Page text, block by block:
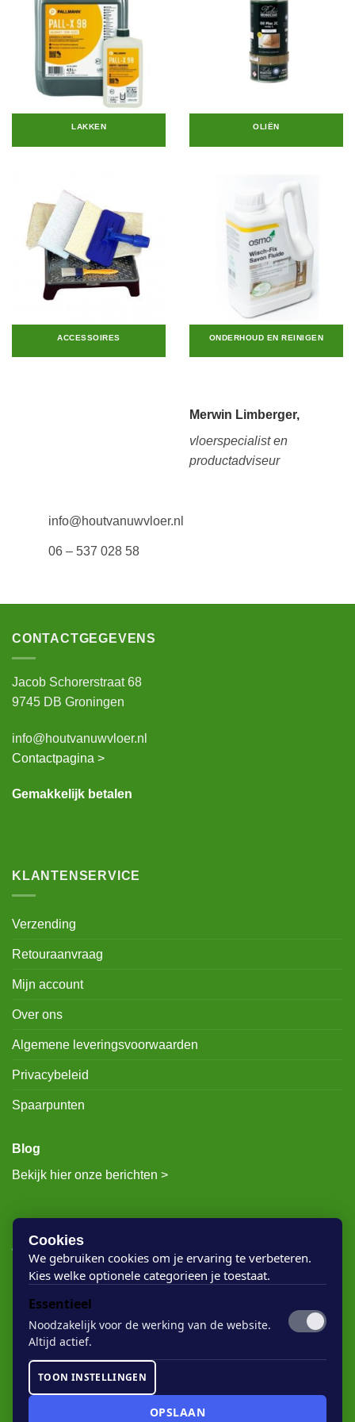
LAKKEN OLIËN
ACCESSOIRES ONDERHOUD EN REINIGEN
Merwin Limberger,
vloerspecialist en
productadviseur
info@houtvanuwvloer.nl
06 – 537 028 58
CONTACTGEGEVENS
Jacob Schorerstraat 68
9745 DB Groningen
info@houtvanuwvloer.nl
Contactpagina >
Gemakkelijk betalen
KLANTENSERVICE
Verzending
Retouraanvraag
Mijn account
Over ons
Algemene leveringsvoorwaarden
Privacybeleid
Spaarpunten
Blog
Bekijk hier onze berichten >
Rigostep Skylt
Rubio Monocoat Oil Plus 2c
Houten vloer lak
Floorservice Onderhoudsolie
Rubio Monocoat Soap
Cookies
We gebruiken cookies om je ervaring te verbeteren.
Kies welke optionele categorieen je toestaat.
Essentieel
Noodzakelijk voor de werking van de website.
Altijd actief.
TOON INSTELLINGEN
OPSLAAN